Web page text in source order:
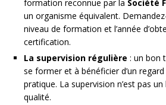
formation reconnue par la Société
un organisme équivalent.
niveau de formation et l’année
certification.
La supervision régulière : un bon
se former et à bénéficier d’un
pratique. La supervision n’est pas un
qualité.